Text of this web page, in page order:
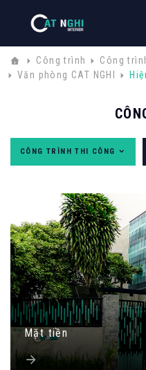
Công trình Công
Văn phòng CAT NGHI
CÔNG TRÌNH THI CÔNG
Mặt tiền